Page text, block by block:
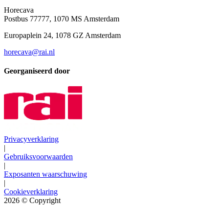
Horecava
Postbus 77777, 1070 MS Amsterdam
Europaplein 24, 1078 GZ Amsterdam
horecava@rai.nl
Georganiseerd door
Privacyverklaring
|
Gebruiksvoorwaarden
|
Exposanten waarschuwing
|
Cookieverklaring
2026 © Copyright